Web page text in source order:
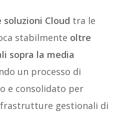
Cloud tra le
stabilmente oltre
sopra la media
un processo di
e consolidato per
gestionali di